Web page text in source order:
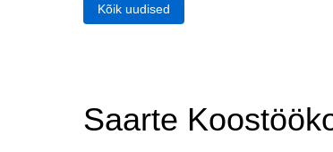
Kõik uudised
Saarte